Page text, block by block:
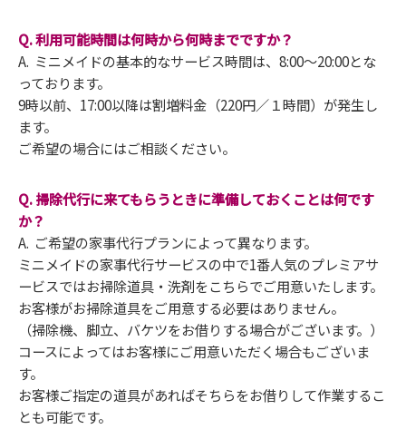
Q. 利用可能時間は何時から何時までですか？
A. ミニメイドの基本的なサービス時間は、8:00～20:00とな
っております。
9時以前、17:00以降は割増料金（220円／１時間）が発生し
ます。
ご希望の場合にはご相談ください。
Q. 掃除代行に来てもらうときに準備しておくことは何です
か？
A. ご希望の家事代行プランによって異なります。
ミニメイドの家事代行サービスの中で1番人気のプレミアサ
ービスではお掃除道具・洗剤をこちらでご用意いたします。
お客様がお掃除道具をご用意する必要はありません。
（掃除機、脚立、バケツをお借りする場合がございます。）
コースによってはお客様にご用意いただく場合もございま
す。
お客様ご指定の道具があればそちらをお借りして作業するこ
とも可能です。